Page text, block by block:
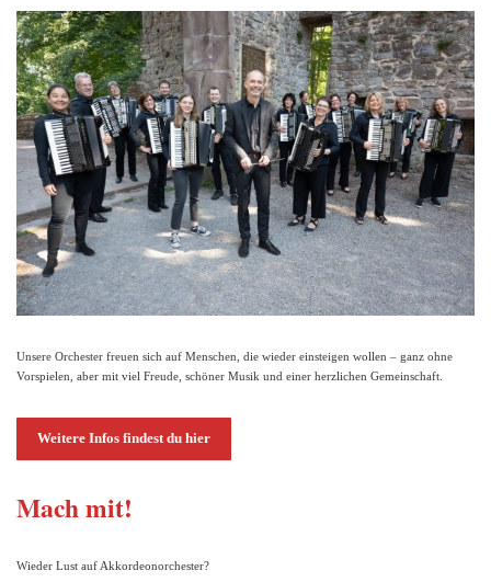
Unsere Orchester freuen sich auf Menschen, die wieder einsteigen wollen – ganz ohne
Vorspielen, aber mit viel Freude, schöner Musik und einer herzlichen Gemeinschaft.
Weitere Infos findest du hier
Mach mit!
Wieder Lust auf Akkordeonorchester?